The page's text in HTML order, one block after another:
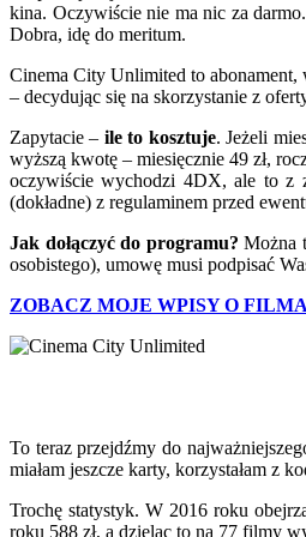
kina. Oczywiście nie ma nic za
Dobra, idę do meritum.
Cinema City Unlimited to
– decydując się na skorzystanie z
Zapytacie – ile to kosztuje. Jeżeli
wyższą kwotę – miesięcznie 49 zł,
oczywiście wychodzi 4DX, ale to z
(dokładne) z regulaminem przed
Jak dołączyć do programu? Można
osobistego), umowę musi podpisać
ZOBACZ MOJE WPISY O
To teraz przejdźmy do
miałam jeszcze karty, korzystałam z
Trochę statystyk. W 2016 roku
roku 588 zł, a dzieląc to na 77 filmy